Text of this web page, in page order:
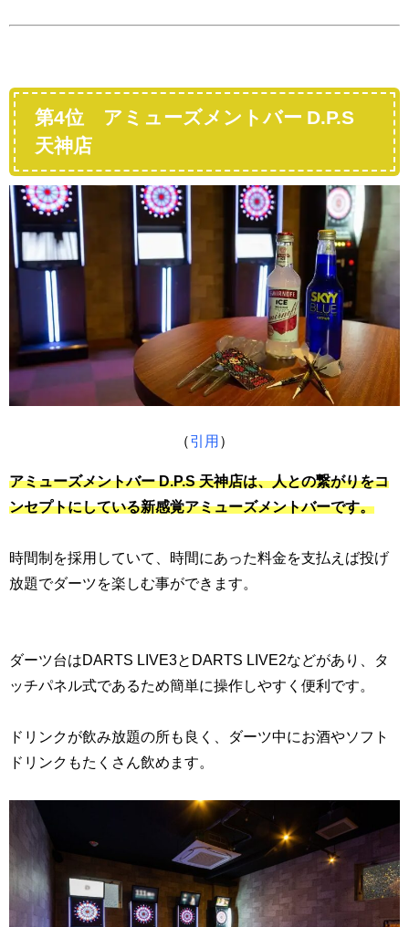
第4位
アミューズメントバー D.P.S
天神店
（引用 ）
アミューズメントバー D.P.S 天神店は、人との繋がりをコ
ンセプトにしている新感覚アミューズメントバーです。
時間制を採用していて、時間にあった料金を支払えば投げ
放題でダーツを楽しむ事ができます。
ダーツ台はDARTS LIVE3とDARTS LIVE2などがあり、タ
ッチパネル式であるため簡単に操作しやすく便利です。
ドリンクが飲み放題の所も良く、ダーツ中にお酒やソフト
ドリンクもたくさん飲めます。